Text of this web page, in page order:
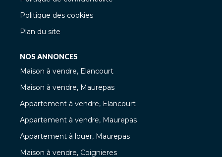
Politique des cookies
Plan du site
NOS ANNONCES
Maison à vendre, Elancourt
Maison à vendre, Maurepas
Appartement à vendre, Elancourt
Appartement à vendre, Maurepas
Appartement à louer, Maurepas
Maison à vendre, Coignieres